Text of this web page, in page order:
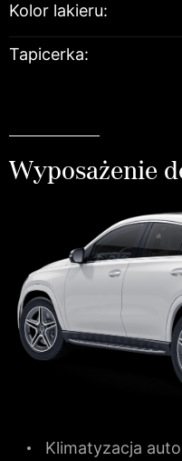
Kolor lakieru:
Tapicerka:
Klimatyzacja
Wyposażenie